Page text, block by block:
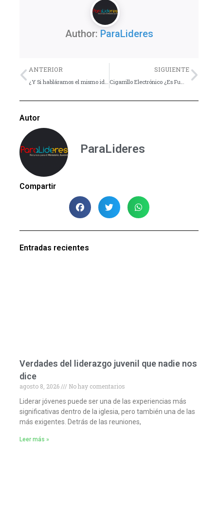
Author: ParaLideres
Previo
ANTERIOR
¿Y Si habláramos el mismo idioma ?
SIGUIENTE
Cigarrillo Electrónico ¿Es Fumar?
Autor
ParaLideres
Compartir
Entradas recientes
Verdades del liderazgo juvenil que nadie nos
dice
agosto 8, 2026
No hay comentarios
Liderar jóvenes puede ser una de las experiencias más
significativas dentro de la iglesia, pero también una de las
más exigentes. Detrás de las reuniones,
Leer más »